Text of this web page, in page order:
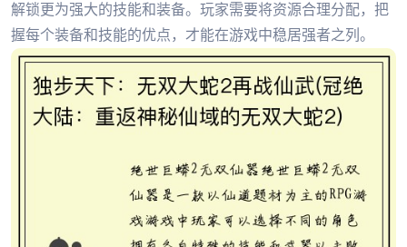
解锁更为强大的技能和装备。玩家需要将资源合理分配，把
握每个装备和技能的优点，才能在游戏中稳居强者之列。